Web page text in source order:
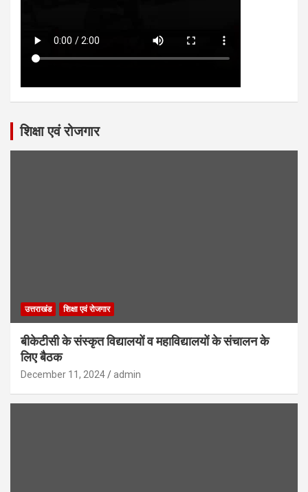
शिक्षा एवं रोजगार
उत्तराखंड शिक्षा एवं रोजगार
बीकेटीसी के संस्कृत विद्यालयों व महाविद्यालयों के संचालन के
लिए बैठक
December 11, 2024 admin